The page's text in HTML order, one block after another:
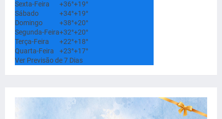
Sexta-Feira
+36°+19°
Sábado
+34°+19°
Domingo
+38°+20°
Segunda-Feira+32°+20°
Terça-Feira
+22°+18°
Quarta-Feira
+23°+17°
Ver Previsão de 7 Dias